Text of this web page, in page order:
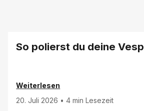
So polierst du deine
Weiterlesen
20. Juli 2026 •4 min Lesezeit